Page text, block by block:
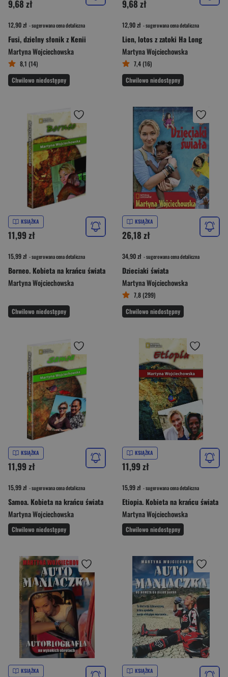
9,68 zł
12,90 zł - sugerowana cena detaliczna
Fusi, dzielny słonik z Kenii
Martyna Wojciechowska
8,1 (14)
Chwilowo niedostępny
9,68 zł
12,90 zł - sugerowana cena detaliczna
Lien, lotos z zatoki Ha Long
Martyna Wojciechowska
7,4 (16)
Chwilowo niedostępny
KSIĄŻKA
11,99 zł
15,99 zł - sugerowana cena detaliczna
Borneo. Kobieta na krańcu świata
Martyna Wojciechowska
Chwilowo niedostępny
KSIĄŻKA
26,18 zł
34,90 zł - sugerowana cena detaliczna
Dzieciaki świata
Martyna Wojciechowska
7,8 (299)
Chwilowo niedostępny
KSIĄŻKA
11,99 zł
15,99 zł - sugerowana cena detaliczna
Samoa. Kobieta na krańcu świata
Martyna Wojciechowska
Chwilowo niedostępny
KSIĄŻKA
11,99 zł
15,99 zł - sugerowana cena detaliczna
Etiopia. Kobieta na krańcu świata
Martyna Wojciechowska
Chwilowo niedostępny
KSIĄŻKA KSIĄŻKA